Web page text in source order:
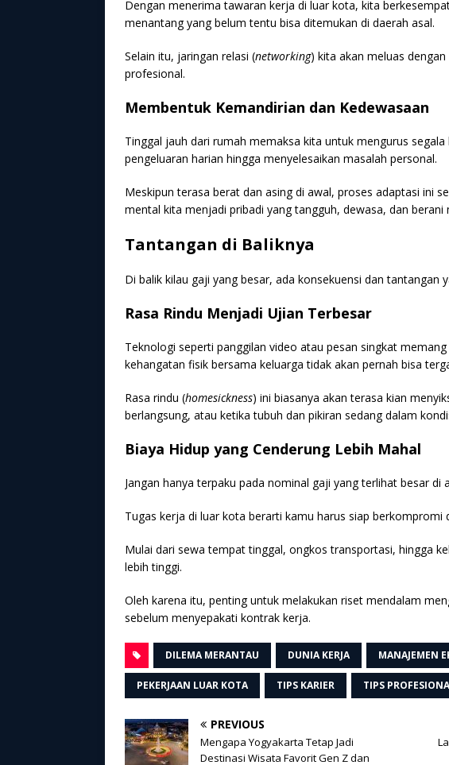
Dengan menerima tawaran kerja di luar kota, kita
menantang yang belum tentu bisa ditemukan di daerah asal.
Selain itu, jaringan relasi (networking) kita akan meluas
profesional.
Membentuk Kemandirian dan Kedewasaan
Tinggal jauh dari rumah memaksa kita untuk mengurus
pengeluaran harian hingga menyelesaikan masalah personal.
Meskipun terasa berat dan asing di awal, proses adaptasi ini
mental kita menjadi pribadi yang tangguh, dewasa, dan berani
Tantangan di Baliknya
Di balik kilau gaji yang besar, ada konsekuensi dan tantangan
Rasa Rindu Menjadi Ujian Terbesar
Teknologi seperti panggilan video atau pesan singkat
kehangatan fisik bersama keluarga tidak akan pernah bisa
Rasa rindu (homesickness) ini biasanya akan terasa kian
berlangsung, atau ketika tubuh dan pikiran sedang dalam
Biaya Hidup yang Cenderung Lebih Mahal
Jangan hanya terpaku pada nominal gaji yang terlihat besar di
Tugas kerja di luar kota berarti kamu harus siap berkompromi
Mulai dari sewa tempat tinggal, ongkos transportasi, hingga
lebih tinggi.
Oleh karena itu, penting untuk melakukan riset mendalam
sebelum menyepakati kontrak kerja.
DILEMA MERANTAU DUNIA KERJA MANAJEMEN
PEKERJAAN LUAR KOTA TIPS KARIER TIPS
PREVIOUS
Mengapa Yogyakarta Tetap Jadi
Destinasi Wisata Favorit Gen Z dan